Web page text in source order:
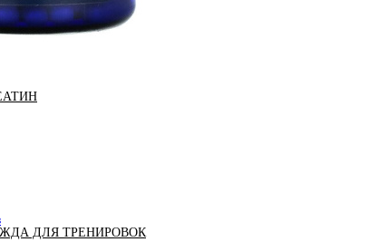
ДЛЯ ТРЕНИРОВОК